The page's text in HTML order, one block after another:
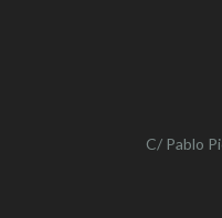
C/ Pablo